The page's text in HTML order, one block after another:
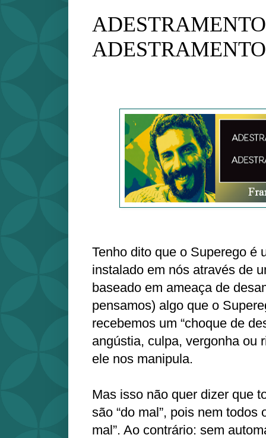
Tenho dito que o Superego é
instalado em nós através de
baseado em ameaça de
pensamos) algo que o
recebemos um “choque de
angústia, culpa, vergonha ou
ele nos manipula.
Mas isso não quer dizer que
são “do mal”, pois nem todos
mal”. Ao contrário: sem